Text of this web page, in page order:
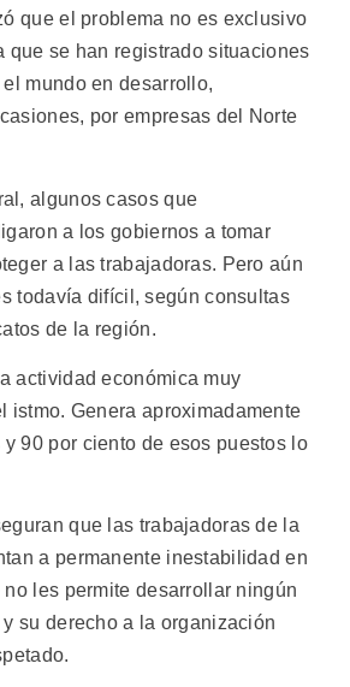
que el problema no es exclusivo
que se han registrado situaciones
mundo en desarrollo,
por empresas del Norte
algunos casos que
a los gobiernos a tomar
a las trabajadoras. Pero aún
todavía difícil, según consultas
de la región.
actividad económica muy
istmo. Genera aproximadamente
90 por ciento de esos puestos lo
que las trabajadoras de la
a permanente inestabilidad en
les permite desarrollar ningún
su derecho a la organización